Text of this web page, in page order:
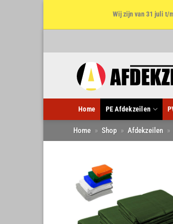
Wij zijn van 31 juli t/
Home PE Afdekzeilen
Home » Shop » Afdekzeilen »